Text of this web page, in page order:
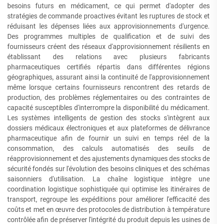
besoins futurs en médicament, ce qui permet d'adopter des
stratégies de commande proactives évitant les ruptures de stock et
réduisant les dépenses liées aux approvisionnements d'urgence.
Des programmes multiples de qualification et de suivi des
fournisseurs créent des réseaux d'approvisionnement résilients en
établissant des relations avec plusieurs fabricants
pharmaceutiques certifiés répartis dans différentes régions
géographiques, assurant ainsi la continuité de l'approvisionnement
même lorsque certains fournisseurs rencontrent des retards de
production, des problèmes réglementaires ou des contraintes de
capacité susceptibles d'interrompre la disponibilité du médicament.
Les systèmes intelligents de gestion des stocks s'intègrent aux
dossiers médicaux électroniques et aux plateformes de délivrance
pharmaceutique afin de fournir un suivi en temps réel de la
consommation, des calculs automatisés des seuils de
réapprovisionnement et des ajustements dynamiques des stocks de
sécurité fondés sur l'évolution des besoins cliniques et des schémas
saisonniers d'utilisation. La chaîne logistique intègre une
coordination logistique sophistiquée qui optimise les itinéraires de
transport, regroupe les expéditions pour améliorer l'efficacité des
coûts et met en œuvre des protocoles de distribution à température
contrôlée afin de préserver l'intégrité du produit depuis les usines de